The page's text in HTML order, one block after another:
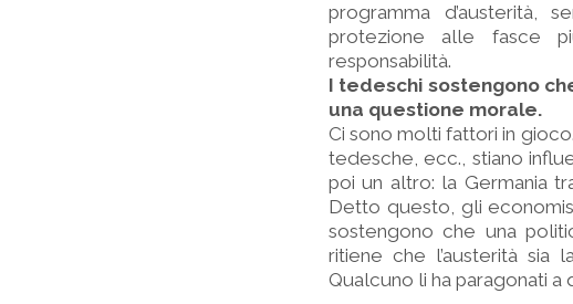
programma d’austerità,
protezione alle fasce
responsabilità.
I tedeschi sostengono
una questione morale.
Ci sono molti fattori in
tedesche, ecc., stiano
poi un altro: la Germania
Detto questo, gli
sostengono che una
ritiene che l’austerità sia
Qualcuno li ha paragonati a